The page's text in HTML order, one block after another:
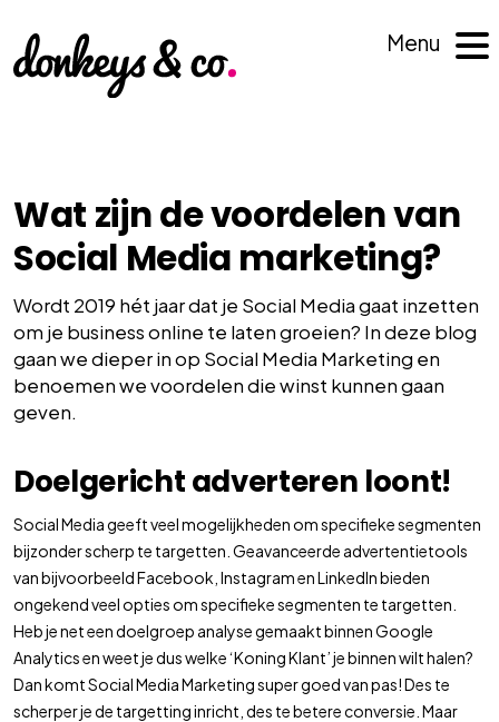
Menu
Wat zijn de voordelen van
Social Media marketing?
Wordt 2019 hét jaar dat je Social Media gaat inzetten
om je business online te laten groeien? In deze blog
gaan we dieper in op Social Media Marketing en
benoemen we voordelen die winst kunnen gaan
geven.
Doelgericht adverteren loont!
Social Media geeft veel mogelijkheden om specifieke segmenten
bijzonder scherp te targetten. Geavanceerde advertentietools
van bijvoorbeeld Facebook, Instagram en LinkedIn bieden
ongekend veel opties om specifieke segmenten te targetten.
Heb je net een doelgroep analyse gemaakt binnen Google
Analytics en weet je dus welke ‘Koning Klant’ je binnen wilt halen?
Dan komt Social Media Marketing super goed van pas! Des te
scherper je de targetting inricht, des te betere conversie. Maar